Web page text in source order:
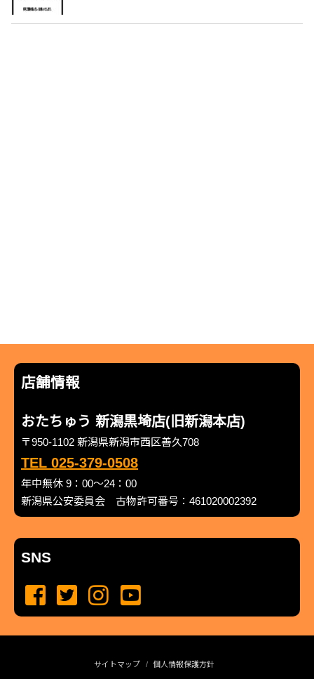
店舗情報
おたちゅう 新潟黒埼店(旧新潟本店)
〒950-1102 新潟県新潟市西区善久708
TEL 025-379-0508
年中無休 9：00～24：00
新潟県公安委員会 古物許可番号：461020002392
SNS
サイトマップ 個人情報保護方針